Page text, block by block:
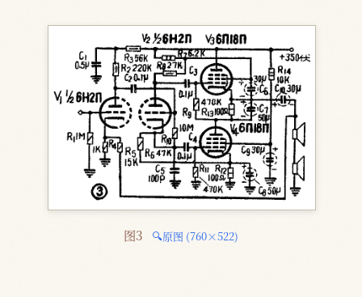
图3 🔍原图 (760×522)